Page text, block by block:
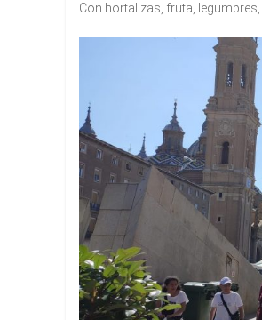
Con hortalizas, fruta,